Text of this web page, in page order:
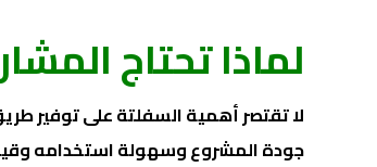
لماذا تحتاج
لا تقتصر أهمية السفلتة على توفير
جودة المشروع وسهولة استخدامه